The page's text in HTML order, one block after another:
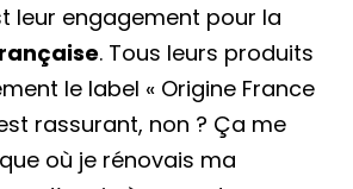
leur engagement pour la
. Tous leurs produits
le label « Origine France
rassurant, non ? Ça me
où je rénovais ma